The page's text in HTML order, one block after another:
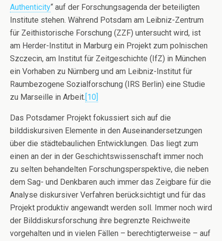
Authenticity“ auf der Forschungsagenda der beteiligten
Institute stehen. Während Potsdam am Leibniz-Zentrum
für Zeithistorische Forschung (ZZF) untersucht wird, ist
am Herder-Institut in Marburg ein Projekt zum polnischen
Szczecin, am Institut für Zeitgeschichte (IfZ) in München
ein Vorhaben zu Nürnberg und am Leibniz-Institut für
Raumbezogene Sozialforschung (IRS Berlin) eine Studie
zu Marseille in Arbeit. [10]
Das Potsdamer Projekt fokussiert sich auf die
bilddiskursiven Elemente in den Auseinandersetzungen
über die städtebaulichen Entwicklungen. Das liegt zum
einen an der in der Geschichtswissenschaft immer noch
zu selten behandelten Forschungsperspektive, die neben
dem Sag- und Denkbaren auch immer das Zeigbare für die
Analyse diskursiver Verfahren berücksichtigt und für das
Projekt produktiv angewandt werden soll. Immer noch wird
der Bilddiskursforschung ihre begrenzte Reichweite
vorgehalten und in vielen Fällen – berechtigterweise – auf